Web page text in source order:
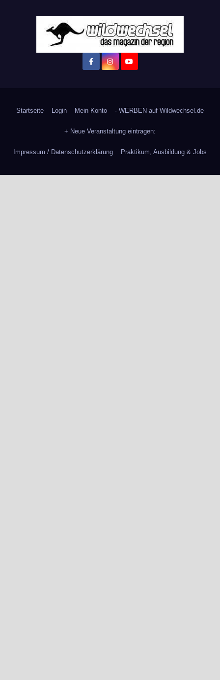
Startseite Login Mein Konto · WERBEN auf Wildwechsel.de
+ Neue Veranstaltung eintragen:
Impressum / Datenschutzerklärung Praktikum, Ausbildung & Jobs